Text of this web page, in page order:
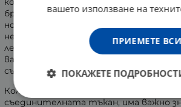
бръчки. Предпазва косата от
нокътната плочка. Освен това
неравностите и петната по
лесно - достатъчно е да го
ваш избор. Много богат е на
съдържа холестерол и мазнини.
Колагенът тип I, като всяка
съединителната тъкан, има важно
вашето използване на
ПРИЕМЕТЕ
ПОКАЖЕТЕ